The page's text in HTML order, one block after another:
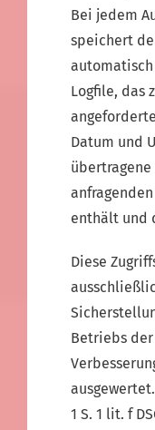
Bei jedem
speichert
automatisch
Logfile, das
Datum und
enthält und
Diese
Betriebs
1 S. 1 lit. f